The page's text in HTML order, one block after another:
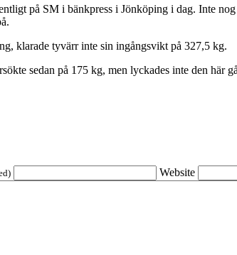
på SM i bänkpress i Jönköping i dag. Inte
klarade tyvärr inte sin ingångsvikt på 327,5 kg.
sedan på 175 kg, men lyckades inte den här
Website